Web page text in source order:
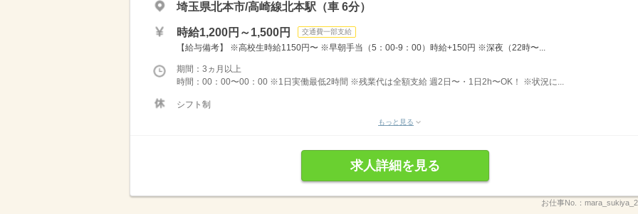
埼玉県北本市/高崎線北本駅（車 6分）
時給1,200円～1,500円 交通費一部支給
【給与備考】 ※高校生時給1150円〜 ※早朝手当（5：00-9：00）時給+150円 ※深夜（22時〜...
期間：3ヵ月以上
時間：00：00〜00：00 ※1日実働最低2時間 ※残業代は全額支給 週2日〜・1日2h〜OK！ ※状況に...
シフト制
もっと見る
求人詳細を見る
お仕事No.：